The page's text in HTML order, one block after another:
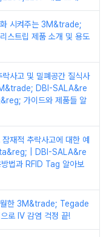
화 시켜주는 3M&trade;
스트립 제품 소개 및 용도
사고 및 밀폐공간 질식사
DBI-SALA&re
가이드와 제품들 알
재적 추락사고에 대한 예
| DBI-SALA&re
법과 RFID Tag 알아보
월한 3M&trade; Tegade
로 IV 감염 걱정 끝!